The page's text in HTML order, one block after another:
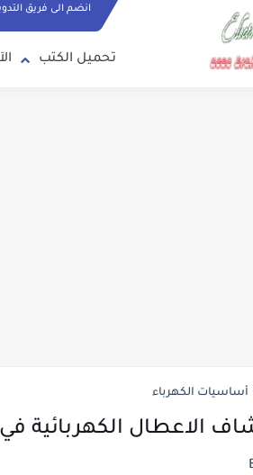
انضم الى فريق
تحميل الكتب
أساسيات الكهرباء
الاعطال الكهربائية